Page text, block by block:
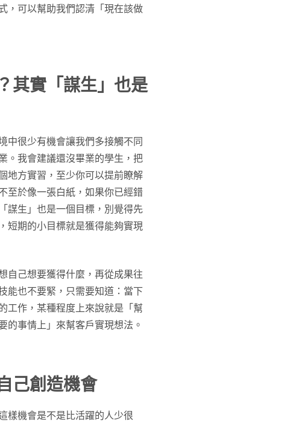
，可以幫助我們認清「現在該做
其實「謀生」也是
中很少有機會讓我們多接觸不同
。我會建議還沒畢業的學生，把
地方實習，至少你可以提前瞭解
至於像一張白紙，如果你已經錯
謀生」也是一個目標，別覺得先
短期的小目標就是獲得能夠實現
自己想要獲得什麼，再從成果往
能也不要緊，只需要知道：當下
工作，某種程度上來說就是「幫
的事情上」來幫客戶實現想法。
己創造機會
樣機會是不是比活躍的人少很